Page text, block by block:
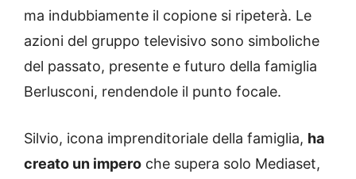
ma indubbiamente il copione si ripeterà. Le
azioni del gruppo televisivo sono simboliche
del passato, presente e futuro della famiglia
Berlusconi, rendendole il punto focale.
Silvio, icona imprenditoriale della famiglia, ha
creato un impero che supera solo Mediaset,